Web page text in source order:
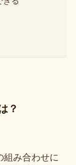
？
組み合わせに